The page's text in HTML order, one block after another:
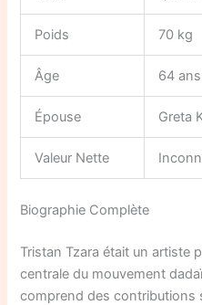
Poids 70 kg
Âge 64
Épouse Greta
Valeur Nette
Biographie Complète
Tristan Tzara était un artiste
centrale du mouvement
comprend des contributions